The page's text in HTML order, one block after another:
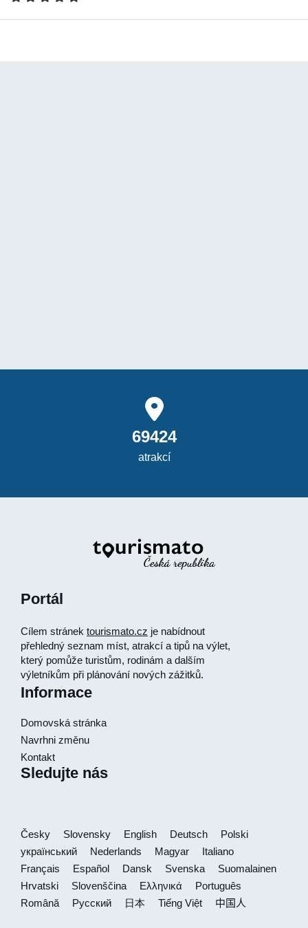
69424
atrakcí
Portál
Cílem stránek tourismato.cz je nabídnout
přehledný seznam míst, atrakcí a tipů na výlet,
který pomůže turistům, rodinám a dalším
výletníkům při plánování nových zážitků.
Informace
Domovská stránka
Navrhni změnu
Kontakt
Sledujte nás
Česky Slovensky English Deutsch
Polski
український
Nederlands Magyar
Italiano
Français
Español Dansk Svenska
Suomalainen
Hrvatski
Slovenščina Ελληνικά
Português
Română
Русский 日本 Tiếng Việt 中国人